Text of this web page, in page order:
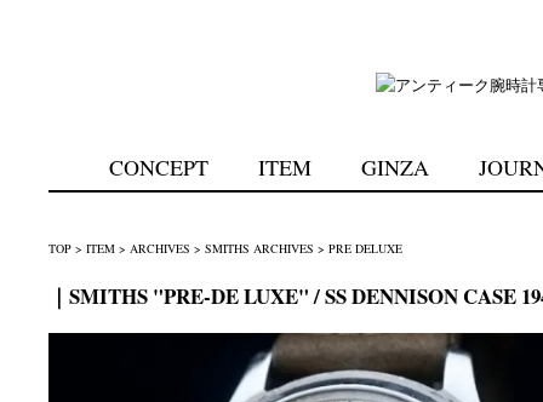
CONCEPT ITEM GINZA
TOP > ITEM > ARCHIVES > SMITHS ARCHIVES > PRE DELUXE
｜SMITHS "PRE-DE LUXE" / SS DENNISON CASE